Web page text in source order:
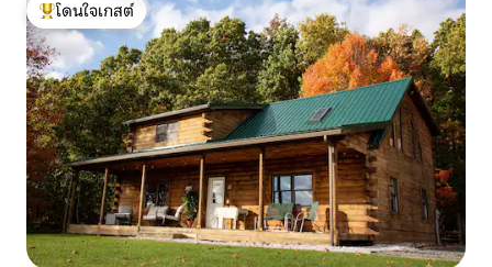
โดนใจเกสต์ที่สุด
โดนใจเกสต์